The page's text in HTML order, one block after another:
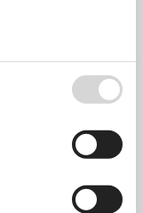
een andere taal.
beoordeling.